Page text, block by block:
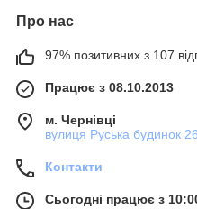
Про нас
97% позитивних з 107
Працює з 08.10.2013
м. Чернівці
вулиця Руська будинок
Контакти
Сьогодні працює з